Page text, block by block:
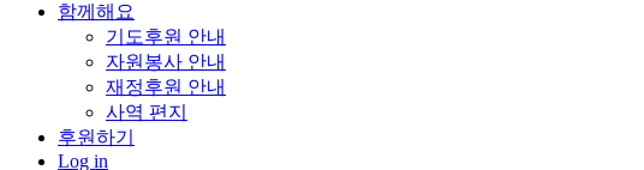
함께해요
기도후원 안내
자원봉사 안내
재정후원 안내
사역 편지
후원하기
Log in